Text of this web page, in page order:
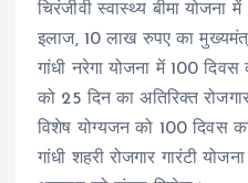
चिरंजीवी स्वास्थ्य बीमा
इलाज, 10 लाख रुपए का मुख्यमंत्री
गांधी नरेगा योजना में 100 दिवस
को 25 दिन का अतिरिक्त
विशेष योग्यजन को 100 दिवस
गांधी शहरी रोजगार गारंटी